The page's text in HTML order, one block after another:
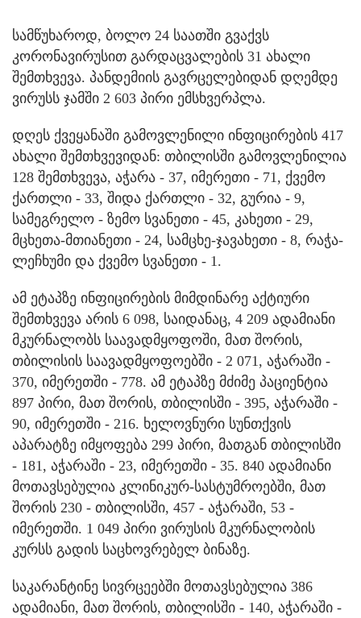
სამწუხაროდ, ბოლო 24 საათში გვაქვს
კორონავირუსით გარდაცვალების 31 ახალი
შემთხვევა. პანდემიის გავრცელებიდან დღემდე
ვირუსს ჯამში 2 603 პირი ემსხვერპლა.
დღეს ქვეყანაში გამოვლენილი ინფიცირების 417
ახალი შემთხვევიდან: თბილისში გამოვლენილია
128 შემთხვევა, აჭარა - 37, იმერეთი - 71, ქვემო
ქართლი - 33, შიდა ქართლი - 32, გურია - 9,
სამეგრელო - ზემო სვანეთი - 45, კახეთი - 29,
მცხეთა-მთიანეთი - 24, სამცხე-ჯავახეთი - 8, რაჭა-
ლეჩხუმი და ქვემო სვანეთი - 1.
ამ ეტაპზე ინფიცირების მიმდინარე აქტიური
შემთხვევა არის 6 098, საიდანაც, 4 209 ადამიანი
მკურნალობს საავადმყოფოში, მათ შორის,
თბილისის საავადმყოფოებში - 2 071, აჭარაში -
370, იმერეთში - 778. ამ ეტაპზე მძიმე პაციენტია
897 პირი, მათ შორის, თბილისში - 395, აჭარაში -
90, იმერეთში - 216. ხელოვნური სუნთქვის
აპარატზე იმყოფება 299 პირი, მათგან თბილისში
- 181, აჭარაში - 23, იმერეთში - 35. 840 ადამიანი
მოთავსებულია კლინიკურ-სასტუმროებში, მათ
შორის 230 - თბილისში, 457 - აჭარაში, 53 -
იმერეთში. 1 049 პირი ვირუსის მკურნალობის
კურსს გადის საცხოვრებელ ბინაზე.
საკარანტინე სივრცეებში მოთავსებულია 386
ადამიანი, მათ შორის, თბილისში - 140, აჭარაში -